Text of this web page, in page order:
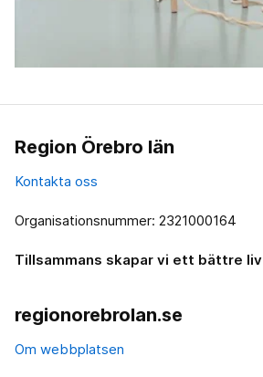
Region Örebro län
Kontakta oss
Organisationsnummer: 2321000164
Tillsammans skapar vi ett bättre liv
regionorebrolan.se
Om webbplatsen